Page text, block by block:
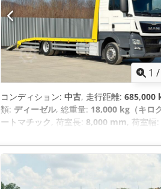
1 /
コンディション: 中古, 走行距離: 685,000
類: ディーゼル, 総重量: 18,000 kg（キロ
ートマチック, 荷室長: 8,000 mm, 荷室幅: